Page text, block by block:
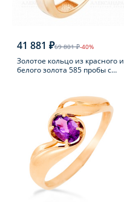
41 881 ₽69 801 ₽-40%
Золотое кольцо из красного и
белого золота 585 пробы с